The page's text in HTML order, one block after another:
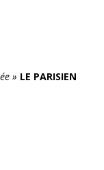
» LE PARISIEN